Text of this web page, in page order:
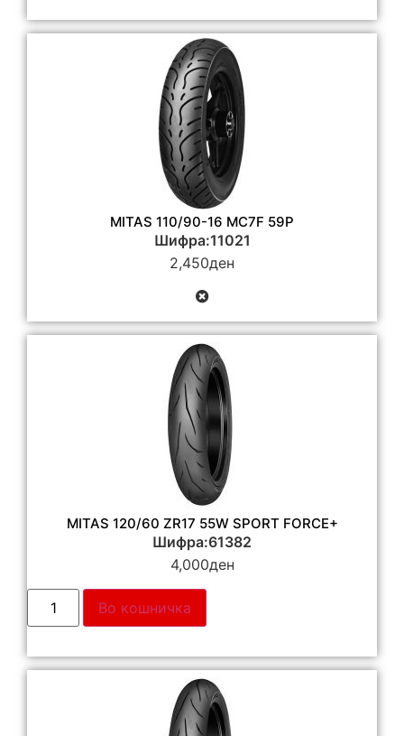
MITAS 110/90-16 MC7F 59P
Шифра:11021
2,450ден
MITAS 120/60 ZR17 55W SPORT FORCE+
Шифра:61382
4,000ден
Во кошничка